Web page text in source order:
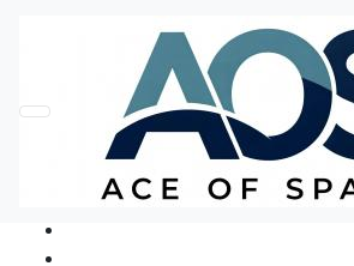
Без категорії
Футболка Heavy Mental
Код товару: Ace5249